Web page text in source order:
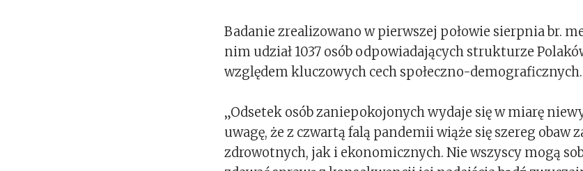
Badanie zrealizowano w pierwszej połowie sierpnia br.
nim udział 1037 osób odpowiadających strukturze
względem kluczowych cech społeczno-demograficznych.
„Odsetek osób zaniepokojonych wydaje się w miarę
uwagę, że z czwartą falą pandemii wiąże się szereg obaw
zdrowotnych, jak i ekonomicznych. Nie wszyscy mogą